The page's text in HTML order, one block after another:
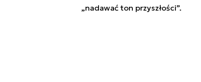
„nadawać ton przyszłości”.